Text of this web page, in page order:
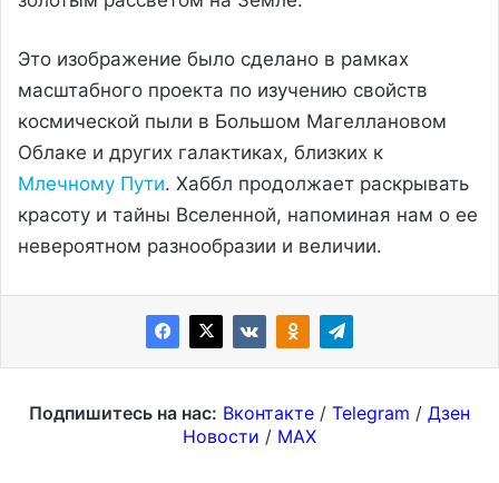
Это изображение было сделано в рамках
масштабного проекта по изучению свойств
космической пыли в Большом Магеллановом
Облаке и других галактиках, близких к
Млечному Пути. Хаббл продолжает раскрывать
красоту и тайны Вселенной, напоминая нам о ее
невероятном разнообразии и величии.
Подпишитесь на нас: Вконтакте / Telegram / Дзен
Новости / MAX